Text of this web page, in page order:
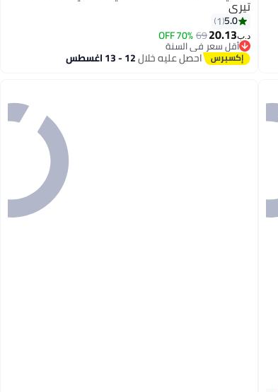
تيري
5.0
1
د.ب‏20.13
69
70% OFF
أقل سعر في السنة
أقل سعر في السنة
احصل عليه خلال12 - 13 اغسطس